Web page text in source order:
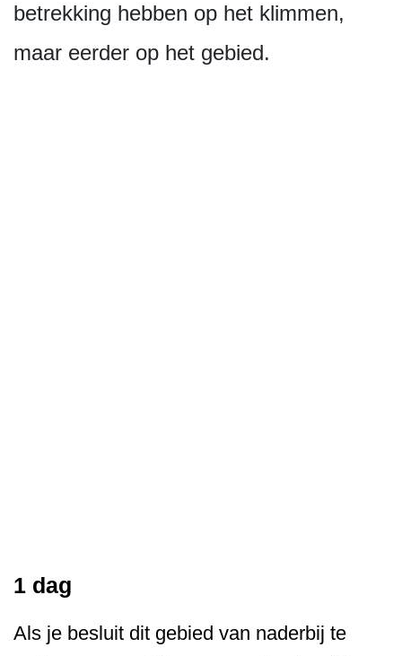
betrekking hebben op het klimmen,
maar eerder op het gebied.
1 dag
Als je besluit dit gebied van naderbij te